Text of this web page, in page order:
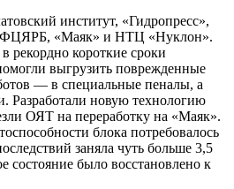
институт, «Гидропресс»,
«Маяк» и НТЦ «Нуклон».
рекордно короткие сроки
выгрузить поврежденные
— в специальные пеналы, а
Разработали новую технологию
ОЯТ на переработку на «Маяк».
блока потребовалось
заняла чуть больше 3,5
состояние было восстановлено к